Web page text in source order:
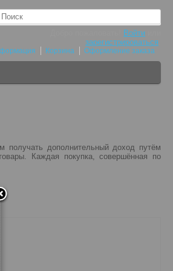
Войти
зарегистрироваться
Корзина Оформление заказа
получать дополнительный доход путём
Каждая покупка, совершённая по